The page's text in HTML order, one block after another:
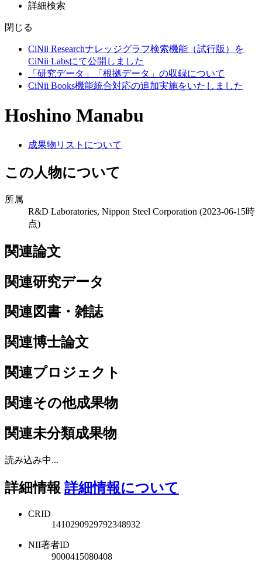
詳細検索
閉じる
CiNii Researchナレッジグラフ検索機能（試行版）を
CiNii Labsにて公開しました
「研究データ」「根拠データ」の収録について
CiNii Books機能統合対応の追加実施をいたしました
Hoshino Manabu
成果物リストについて
この人物について
所属
R&D Laboratories, Nippon Steel Corporation (2023-06-15時
点)
関連論文
関連研究データ
関連図書・雑誌
関連博士論文
関連プロジェクト
関連その他成果物
関連未分類成果物
読み込み中...
詳細情報 詳細情報について
CRID
1410290929792348932
NII著者ID
9000415080408